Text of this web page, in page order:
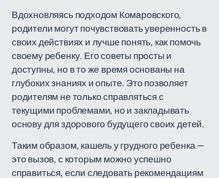
Вдохновляясь подходом Комаровского,
родители могут почувствовать уверенность в
своих действиях и лучше понять, как помочь
своему ребенку. Его советы просты и
доступны, но в то же время основаны на
глубоких знаниях и опыте. Это позволяет
родителям не только справляться с
текущими проблемами, но и закладывать
основу для здорового будущего своих детей.
Таким образом, кашель у грудного ребенка —
это вызов, с которым можно успешно
справиться, если следовать рекомендациям